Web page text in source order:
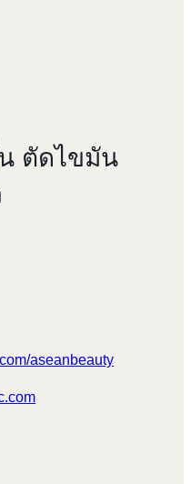
ตัดไขมัน
aseanbeauty